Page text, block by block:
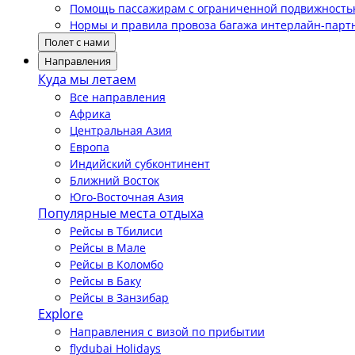
Помощь пассажирам с ограниченной
Нормы и правила провоза багажа интерлайн-
Полет с нами
Направления
Куда мы летаем
Все направления
Африка
Центральная Азия
Европа
Индийский субконтинент
Ближний Восток
Юго-Восточная Азия
Популярные места отдыха
Рейсы в Тбилиси
Рейсы в Мале
Рейсы в Коломбо
Рейсы в Баку
Рейсы в Занзибар
Explore
Направления с визой по прибытии
flydubai Holidays